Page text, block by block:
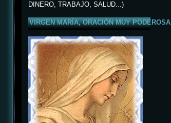
DINERO, TRABAJO, SALUD...)
VIRGEN MARÍA, ORACIÓN MUY PODEROSA